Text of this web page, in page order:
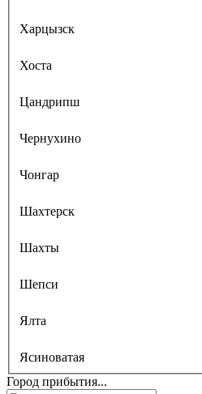
Харцызск
Хоста
Цандрипш
Чернухино
Чонгар
Шахтерск
Шахты
Шепси
Ялта
Ясиноватая
Город прибытия...